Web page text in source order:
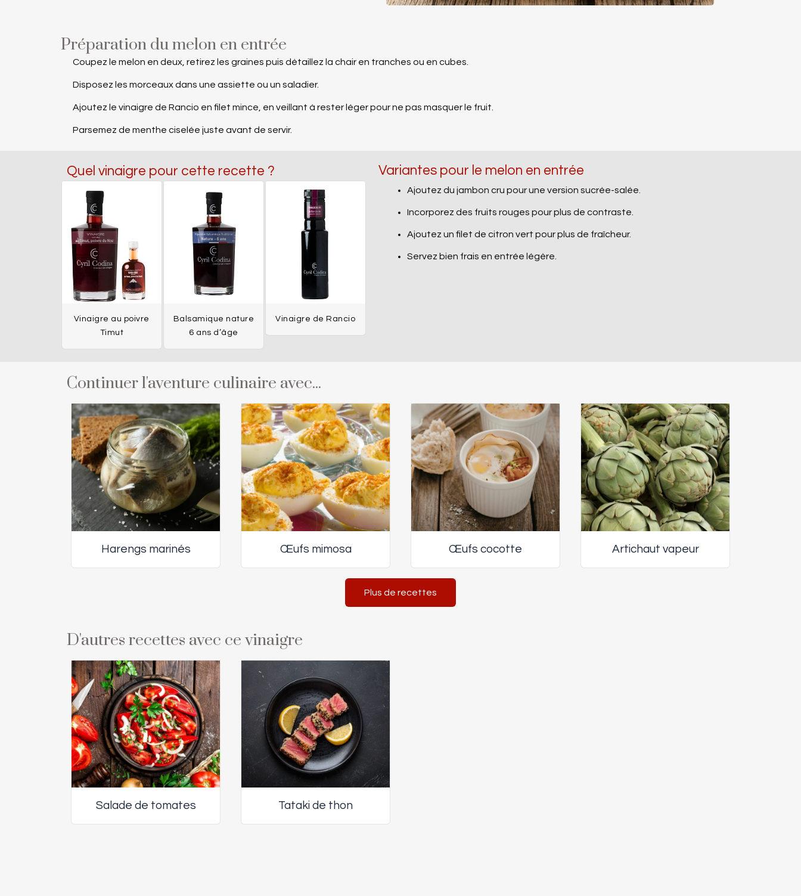
Préparation du melon en entrée
Coupez le melon en deux, retirez les graines puis détaillez la chair en tranches ou en cubes.
Disposez les morceaux dans une assiette ou un saladier.
Ajoutez le vinaigre de Rancio en filet mince, en veillant à rester léger pour ne pas masquer le fruit.
Parsemez de menthe ciselée juste avant de servir.
Quel vinaigre pour cette recette ?
Vinaigre au poivre
Timut
Balsamique nature
6 ans d’âge
Vinaigre de Rancio
Variantes pour le melon en entrée
Ajoutez du jambon cru pour une version sucrée-salée.
Incorporez des fruits rouges pour plus de contraste.
Ajoutez un filet de citron vert pour plus de fraîcheur.
Servez bien frais en entrée légère.
Continuer l'aventure culinaire avec...
Harengs marinés Œufs mimosa Œufs cocotte Artichaut vapeur
Plus de recettes
D'autres recettes avec ce vinaigre
Salade de tomates Tataki de thon